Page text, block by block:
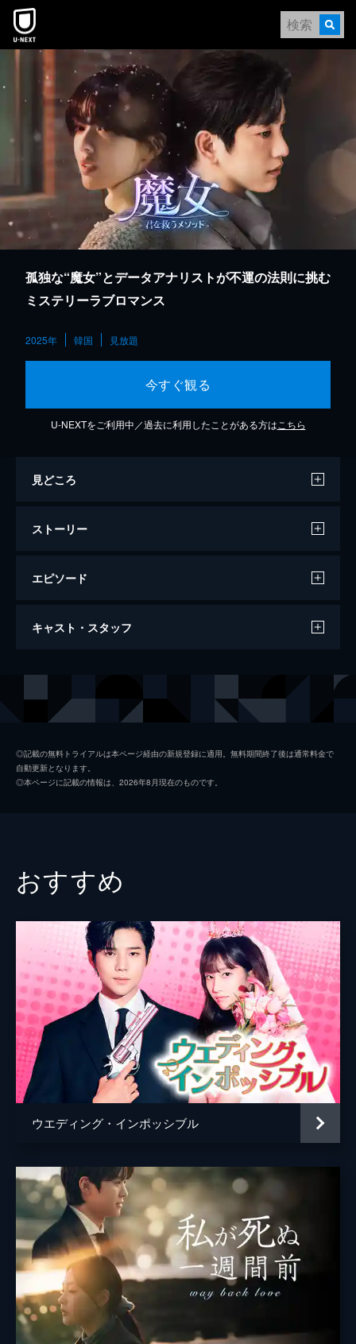
本文へスキップ
孤独な“魔女”とデータアナリストが不運の法則に挑む
ミステリーラブロマンス
2025年 韓国 見放題
今すぐ観る
U-NEXTをご利用中／過去に利用したことがある方は こちら
見どころ
ストーリー
エピソード
第1話 悲しげな少女
再会する。彼女はかつて、関わると不吉なこ
ドンジンはそんな彼女が気になっていた。
第2話 魔女 パク・ミジョン
幼い頃からミジョンの周りでは奇妙な出来事
が起きていた。彼女に好意を寄せる男性は、
第3話 偶然の一致
大学で統計学科に進んだドンジンは、ミジョ
うと奔走するが、すでにミジョンは村を去っ
ていた。そして数年がたち、社会人となった
ドンジンは母親からある事実を聞かされる。
62分
第4話 統計のエラー
不本意にもミジョンが魔女であることを証明
していたドンジンのリポート。決意を固めた
ドンジンは会社をやめ、ミジョンの家の近所
に引っ越した。原点に戻って手掛かりを掴む
ため、2人が生まれ育った太白へ向かう。
めたドンジン。過去の事故の被害者に会い、
当時の状況を詳しく聞いていく。その収集し
たデータから、ドンジンはミジョンの周囲で
起こる死について、ある法則を導き出す。
62分
第6話 手段と方法
ドンジンはミジョンと大学時代から親交の深
いホ・ウンシルに接近。彼女の協力を得て、
大学時代に起きた事故と死の法則の関連性を
検証する。これまでの事故を分析してきたド
キャスト・スタッフ
ノ・ジョンウィ
◎記載の無料トライアルは本ページ経由の新規登録に適用。無料期間終了後は通常料金で
自動更新となります。
◎本ページに記載の情報は、2026年8月現在のものです。
おすすめ
ウエディング・インポッシブル